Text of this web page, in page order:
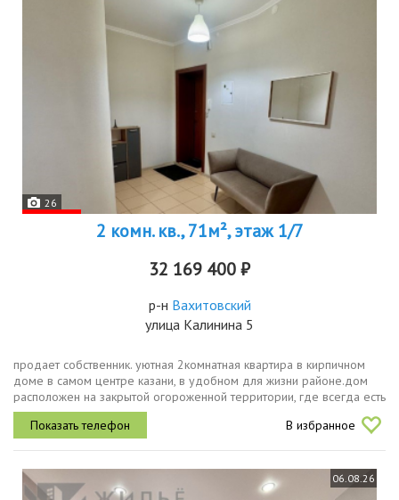
26
2 комн. кв., 71м², этаж 1/7
32 169 400 ₽
р-н Вахитовский
улица Калинина 5
продает собственник. уютная 2комнатная квартира в кирпичном
доме в самом центре казани, в удобном для жизни районе.дом
расположен на закрытой огороженной территории, где всегда есть
свободное парковочное место. квартира в хорошем состоянии,
очень...
В избранное
06.08.26